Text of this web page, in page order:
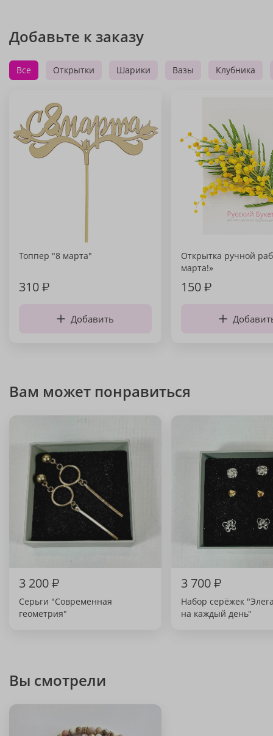
Добавьте к заказу
Все Открытки Шарики Вазы Клубника
Топпер "8 марта"
310₽
Добавить
Открытка ручной
марта!»
150₽
Вам может понравиться
3 200₽
Серьги "Современная
геометрия"
3 700₽
Набор серёжек
на каждый день"
Вы смотрели